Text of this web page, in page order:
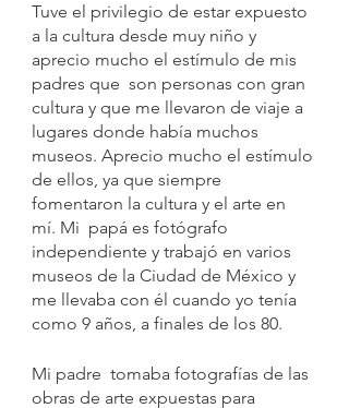
Tuve el privilegio de estar expuesto
a la cultura desde muy niño y
aprecio mucho el estímulo de mis
padres que  son personas con gran
cultura y que me llevaron de viaje a
lugares donde había muchos
museos. Aprecio mucho el estímulo
de ellos, ya que siempre
fomentaron la cultura y el arte en
mí. Mi  papá es fotógrafo
independiente y trabajó en varios
museos de la Ciudad de México y
me llevaba con él cuando yo tenía
como 9 años, a finales de los 80.
Mi padre  tomaba fotografías de las
obras de arte expuestas para